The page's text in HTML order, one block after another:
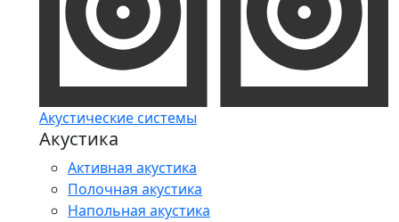
Акустические системы
Акустика
Активная акустика
Полочная акустика
Напольная акустика